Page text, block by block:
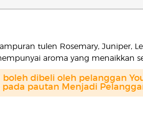
tulen Rosemary, Juniper,
aroma yang menaikkan
boleh dibeli oleh pelanggan
pada pautan Menjadi